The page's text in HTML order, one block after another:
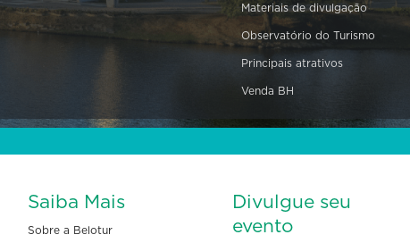
Materiais de divulgação
Observatório do Turismo
Principais atrativos
Venda BH
Saiba Mais
Sobre a Belotur
Divulgue seu
evento